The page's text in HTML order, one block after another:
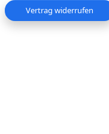
Vertrag widerrufen